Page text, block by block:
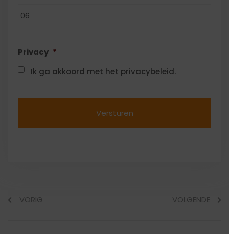
Privacy *
Ik ga akkoord met het privacybeleid.
VORIG VOLGENDE